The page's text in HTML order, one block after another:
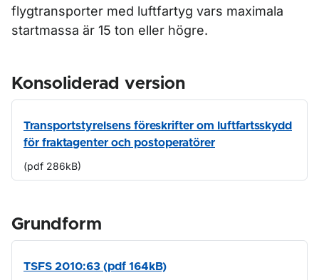
flygtransporter med luftfartyg vars maximala
startmassa är 15 ton eller högre.
Konsoliderad version
Transportstyrelsens föreskrifter om luftfartsskydd
för fraktagenter och postoperatörer
(pdf 286kB)
Grundform
TSFS 2010:63 (pdf 164kB)